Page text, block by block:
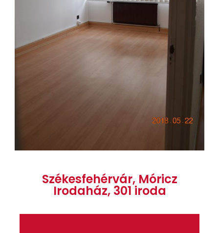
Székesfehérvár, Móricz
Irodaház, 301 iroda